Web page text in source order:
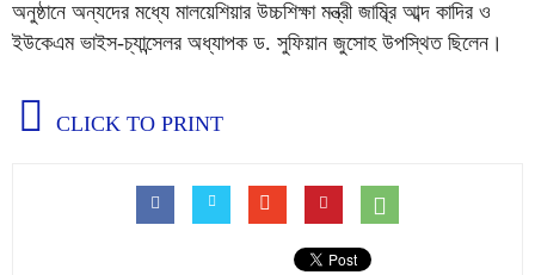
অনুষ্ঠানে অন্যদের মধ্যে মালয়েশিয়ার উচ্চশিক্ষা মন্ত্রী জাম্ব্রি আব্দ কাদির ও
ইউকেএম ভাইস-চ্যান্সেলর অধ্যাপক ড. সুফিয়ান জুসোহ উপস্থিত ছিলেন।
CLICK TO PRINT